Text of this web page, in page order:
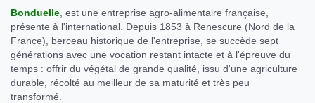
Bonduelle , est une entreprise agro-alimentaire française,
présente à l'international. Depuis 1853 à Renescure (Nord de la
France), berceau historique de l'entreprise, se succède sept
générations avec une vocation restant intacte et à l'épreuve du
temps : offrir du végétal de grande qualité, issu d'une agriculture
durable, récolté au meilleur de sa maturité et très peu
transformé.